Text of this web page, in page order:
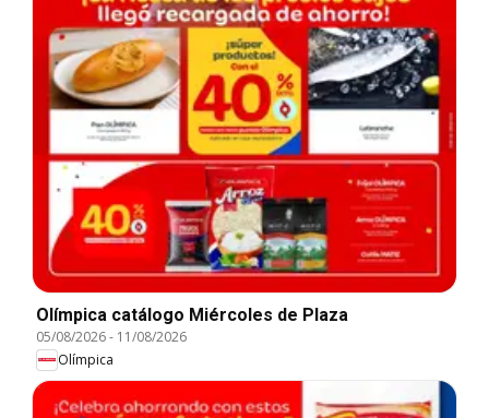
Olímpica catálogo Miércoles de Plaza
05/08/2026- 11/08/2026
Olímpica